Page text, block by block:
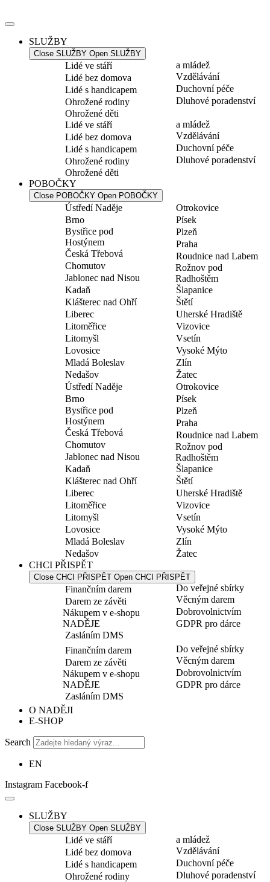
k
SLUŽBY
Close SLUŽBY Open SLUŽBY
Lidé ve stáří
Lidé bez domova
Lidé s handicapem
Ohrožené rodiny
Ohrožené děti
a mládež
Vzdělávání
Duchovní péče
Dluhové poradenství
Lidé ve stáří
Lidé bez domova
Lidé s handicapem
Ohrožené rodiny
Ohrožené děti
a mládež
Vzdělávání
Duchovní péče
Dluhové poradenství
POBOČKY
Close POBOČKY Open POBOČKY
Ústředí Naděje
Brno
Bystřice pod
Hostýnem
Česká Třebová
Chomutov
Jablonec nad Nisou
Kadaň
Klášterec nad Ohří
Liberec
Litoměřice
Litomyšl
Lovosice
Mladá Boleslav
Nedašov
Otrokovice
Písek
Plzeň
Praha
Roudnice nad Labem
Rožnov pod
Radhoštěm
Šlapanice
Štětí
Uherské Hradiště
Vizovice
Vsetín
Vysoké Mýto
Zlín
Žatec
Ústředí Naděje
Brno
Bystřice pod
Hostýnem
Česká Třebová
Chomutov
Jablonec nad Nisou
Kadaň
Klášterec nad Ohří
Liberec
Litoměřice
Litomyšl
Lovosice
Mladá Boleslav
Nedašov
Otrokovice
Písek
Plzeň
Praha
Roudnice nad Labem
Rožnov pod
Radhoštěm
Šlapanice
Štětí
Uherské Hradiště
Vizovice
Vsetín
Vysoké Mýto
Zlín
Žatec
CHCI PŘISPĚT
Close CHCI PŘISPĚT Open CHCI PŘISPĚT
Finančním darem
Darem ze závěti
Nákupem v e-shopu
NADĚJE
Zasláním DMS
Do veřejné sbírky
Věcným darem
Dobrovolnictvím
GDPR pro dárce
Finančním darem
Darem ze závěti
Nákupem v e-shopu
NADĚJE
Zasláním DMS
Do veřejné sbírky
Věcným darem
Dobrovolnictvím
GDPR pro dárce
O NADĚJI
E-SHOP
Search
EN
Instagram Facebook-f
SLUŽBY
Close SLUŽBY Open SLUŽBY
Lidé ve stáří
Lidé bez domova
Lidé s handicapem
Ohrožené rodiny
a mládež
Vzdělávání
Duchovní péče
Dluhové poradenství